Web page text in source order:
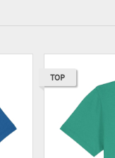
TOP